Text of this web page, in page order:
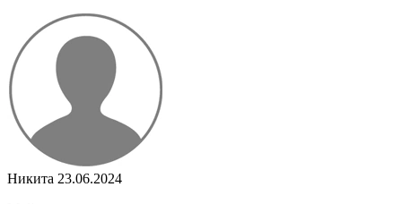
Никита 23.06.2024